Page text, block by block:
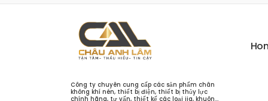
Công ty chuyên cung cấp các sản phẩm chân
không khí nén, thiết bị điện, thiết bị thủy lực
chính hãng, tư vấn, thiết kế các loại jig, khuôn...
Ho